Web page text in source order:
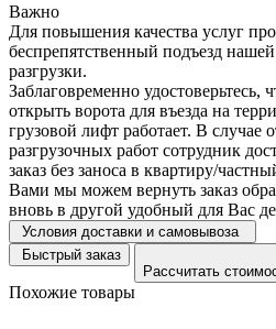
Важно
Для повышения качества услуг
беспрепятственный подъезд
разгрузки.
Заблаговременно удостоверьтесь,
открыть ворота для въезда на
грузовой лифт работает. В случае
разгрузочных работ сотрудник
заказ без заноса в квартиру/
Вами мы можем вернуть заказ
вновь в другой удобный для Вас
Условия доставки и самовывоза
Быстрый заказ
Рассчитать
Похожие товары